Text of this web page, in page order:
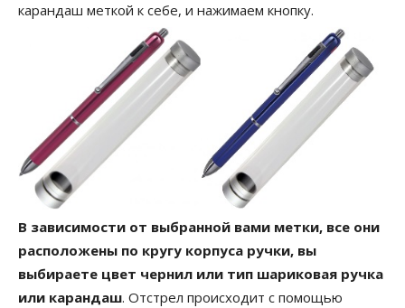
карандаш меткой к себе, и нажимаем кнопку.
В зависимости от выбранной вами метки, все они
расположены по кругу корпуса ручки, вы
выбираете цвет чернил или тип шариковая ручка
или карандаш. Отстрел происходит с помощью